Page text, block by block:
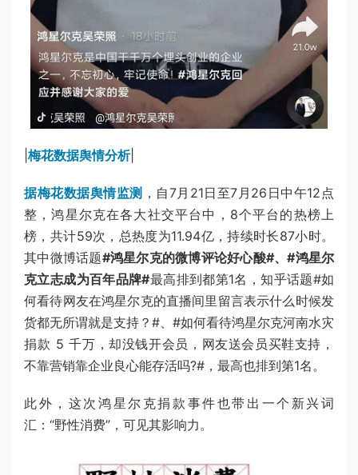
梅花数据舆情分析|
据梅花数据舆情监测 ，自7月21日至7月26日中午12点
整，鸿星尔克在各大社交平台中，8个平台的热榜上
榜，共计59次，总热度为11.94亿，持续时长87小时。
其中微博话题#鸿星尔克的微博评论好心酸#、#鸿星尔
克立志成为百年品牌#最高排到都第1名，知乎话题#如
何看待网友在鸿星尔克的直播间里留言表示什么时候发
货都无所谓就是支持？#、#如何看待鸿星尔克河南水灾
捐款 5 千万，却没钱开会员，网友送会员买鞋支持，
不靠营销靠企业良心能存活吗?#，最高也排到第1名。
此外，这次鸿星尔克捐款事件也带出一个新兴词
汇：“野性消费”，可见其影响力。